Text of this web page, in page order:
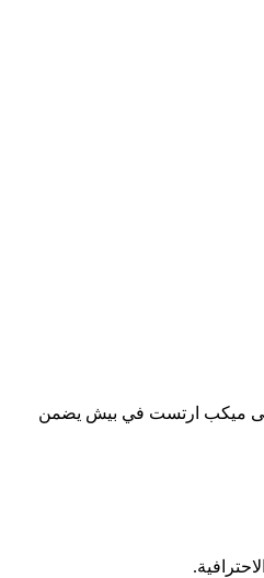
على ميكب ارتست في بيش يضمن